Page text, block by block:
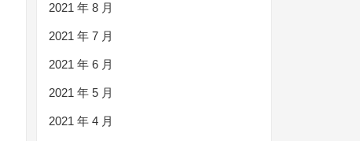
2021 年 8 月
2021 年 7 月
2021 年 6 月
2021 年 5 月
2021 年 4 月